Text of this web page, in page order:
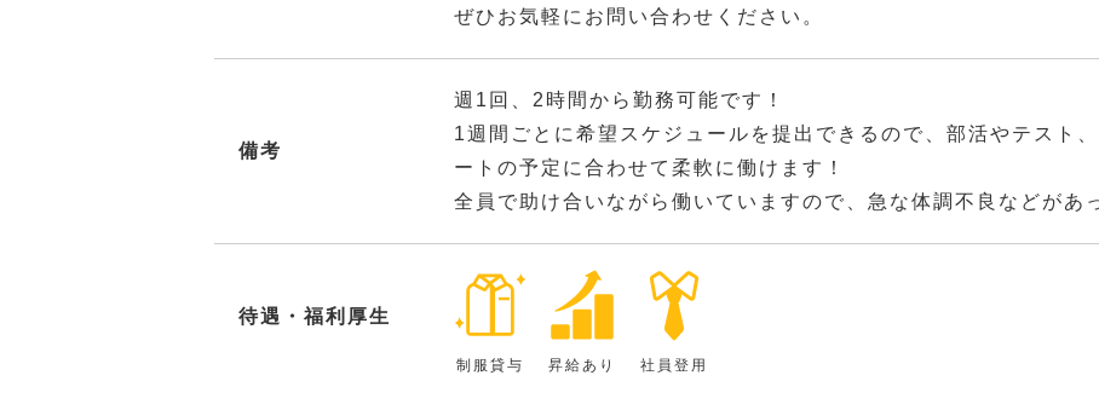
ぜひお気軽にお問い合わせください。
備考
週1回、2時間から勤務可能です！
1週間ごとに希望スケジュールを提出できるので、部活やテスト
ートの予定に合わせて柔軟に働けます！
全員で助け合いながら働いていますので、急な体調不良などがあ
待遇・福利厚生
制服貸与 昇給あり 社員登用